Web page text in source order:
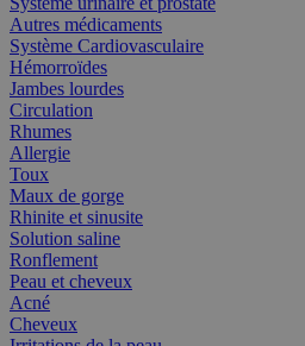
Autres médicaments
Système Cardiovasculaire
Hémorroïdes
Jambes lourdes
Circulation
Rhumes
Allergie
Toux
Maux de gorge
Rhinite et sinusite
Solution saline
Ronflement
Peau et cheveux
Acné
Cheveux